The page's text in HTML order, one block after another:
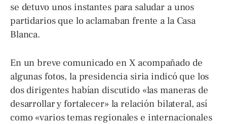
se detuvo unos instantes para saludar a unos
partidarios que lo aclamaban frente a la Casa
Blanca.
En un breve comunicado en X acompañado de
algunas fotos, la presidencia siria indicó que los
dos dirigentes habían discutido «las maneras de
desarrollar y fortalecer» la relación bilateral, así
como «varios temas regionales e internacionales